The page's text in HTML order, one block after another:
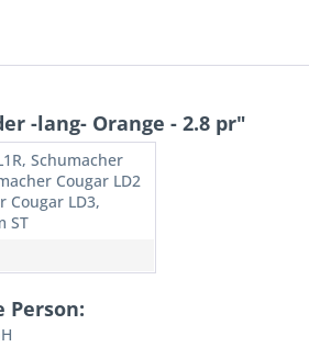
-lang- Orange - 2.8 pr"
Schumacher
Cougar LD2
Cougar LD3,
ST